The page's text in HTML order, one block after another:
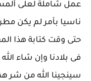
عمل شاملة لعلى
ناسيا بأمر لم يكن
حتى وقت كتابة هذا
فى بلادنا وإن شاء
سينجينا الله من شر